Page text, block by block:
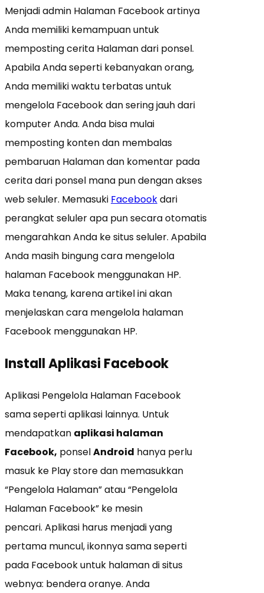
Menjadi admin Halaman Facebook artinya
Anda memiliki kemampuan untuk
memposting cerita Halaman dari ponsel.
Apabila Anda seperti kebanyakan orang,
Anda memiliki waktu terbatas untuk
mengelola Facebook dan sering jauh dari
komputer Anda. Anda bisa mulai
memposting konten dan membalas
pembaruan Halaman dan komentar pada
cerita dari ponsel mana pun dengan akses
web seluler. Memasuki Facebookdari
perangkat seluler apa pun secara otomatis
mengarahkan Anda ke situs seluler. Apabila
Anda masih bingung cara mengelola
halaman Facebook menggunakan HP.
Maka tenang, karena artikel ini akan
menjelaskan cara mengelola halaman
Facebook menggunakan HP.
Install Aplikasi Facebook
Aplikasi Pengelola Halaman Facebook
sama seperti aplikasi lainnya. Untuk
mendapatkan aplikasi halaman
Facebook, ponselAndroid hanya perlu
masuk ke Play store dan memasukkan
“Pengelola Halaman” atau “Pengelola
Halaman Facebook” ke mesin
pencari. Aplikasi harus menjadi yang
pertama muncul, ikonnya sama seperti
pada Facebook untuk halaman di situs
webnya: bendera oranye. Anda